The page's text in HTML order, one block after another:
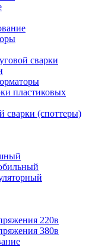
сварки
пластиковых
сварки (споттеры)
220в
380в